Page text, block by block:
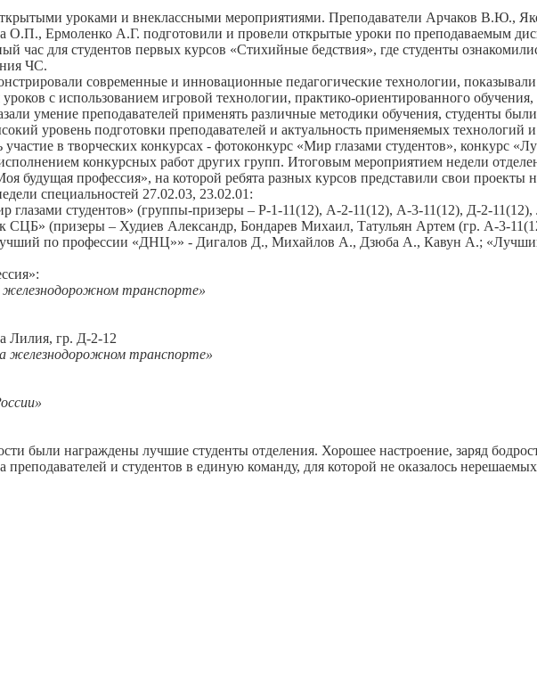
уроками и внеклассными мероприятиями. Преподаватели Арчаков
Ермоленко А.Г. подготовили и провели открытые уроки по преподаваемым
час для студентов первых курсов «Стихийные бедствия», где студенты
ЧС.
современные и инновационные педагогические технологии, показывали
с использованием игровой технологии, практико-ориентированного
умение преподавателей применять различные методики обучения, студенты
уровень подготовки преподавателей и актуальность применяемых технологий
в творческих конкурсах - фотоконкурс «Мир глазами студентов», конкурс
конкурсных работ других групп. Итоговым мероприятием недели
будущая профессия», на которой ребята разных курсов представили свои
специальностей 27.02.03, 23.02.01:
глазами студентов» (группы-призеры – Р-1-11(12), А-2-11(12), А-3-11(12), Д-2-
СЦБ» (призеры – Худиев Александр, Бондарев Михаил, Татульян Артем (гр. А-3-
по профессии «ДНЦ»» - Дигалов Д., Михайлов А., Дзюба А., Кавун А.;
железнодорожном транспорте»
Лилия, гр. Д-2-12
железнодорожном транспорте»
были награждены лучшие студенты отделения. Хорошее настроение, заряд
и студентов в единую команду, для которой не оказалось нерешаемых